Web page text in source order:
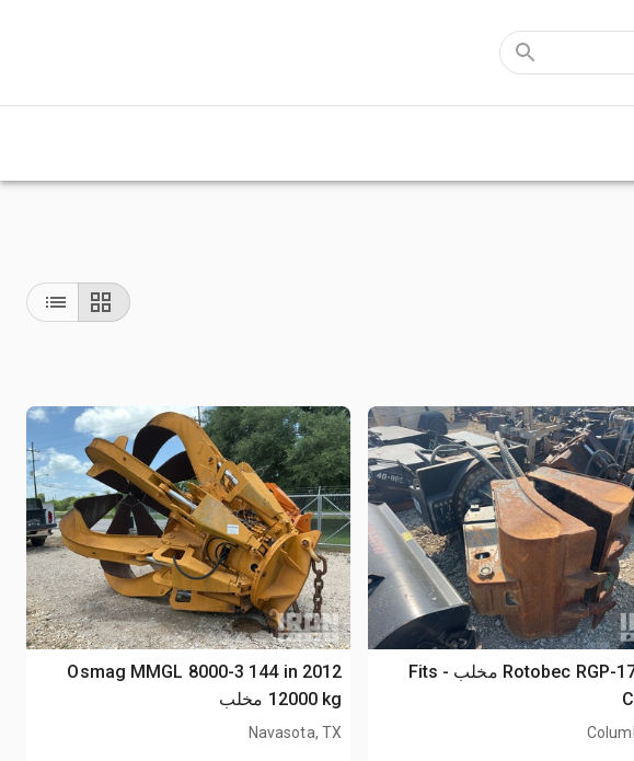
Rotobec RGP-1702A-2 مخلب - Fits
2012 Osmag MMGL 8000-3 144 in
12000 kg مخلب
Navasota, TX